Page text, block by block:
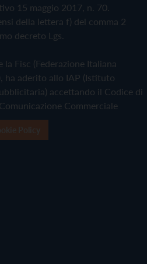
15 maggio 2017, n. 70.
della lettera f) del comma 2
decreto Lgs.
Fisc (Federazione Italiana
ha aderito allo IAP (Istituto
accettando il Codice di
Commerciale